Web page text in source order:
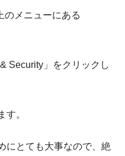
のメニューにある
Security」をクリックし
す。
にとても大事なので、絶